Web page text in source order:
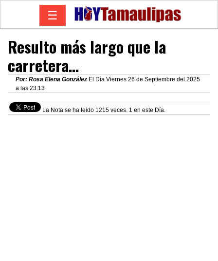
☰
Resulto más largo que la
carretera…
Por: Rosa Elena González El Día Viernes 26 de Septiembre del 2025
a las 23:13
La Nota se ha leido 1215 veces. 1 en este Día.